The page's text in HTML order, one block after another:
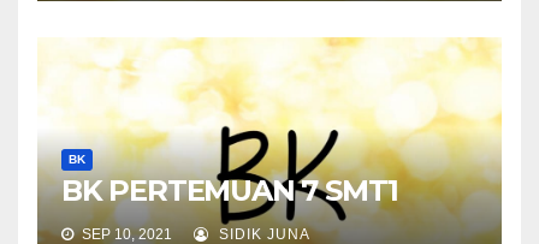
BK
BK PERTEMUAN 7 SMT1
SEP 10, 2021 SIDIK JUNA